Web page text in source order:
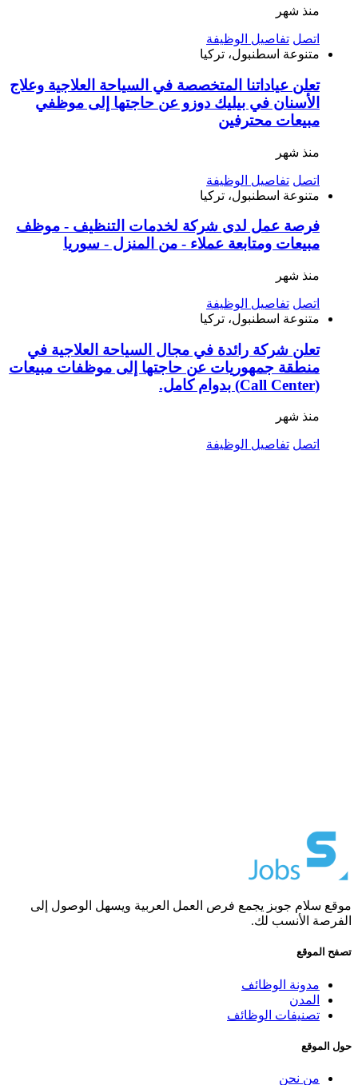
منذ شهر
اتصل تفاصيل الوظيفة
متنوعة اسطنبول، تركيا
تعلن عياداتنا المتخصصة في السياحة العلاجية وعلاج
الأسنان في بيليك دوزو عن حاجتها إلى موظفي
مبيعات محترفين
منذ شهر
اتصل تفاصيل الوظيفة
متنوعة اسطنبول، تركيا
فرصة عمل لدى شركة لخدمات التنظيف - موظف
مبيعات ومتابعة عملاء - من المنزل - سوريا
منذ شهر
اتصل تفاصيل الوظيفة
متنوعة اسطنبول، تركيا
تعلن شركة رائدة في مجال السياحة العلاجية في
منطقة جمهوريات عن حاجتها إلى موظفات مبيعات
(Call Center) بدوام كامل.
منذ شهر
اتصل تفاصيل الوظيفة
موقع سلام جوبز يجمع فرص العمل العربية ويسهل الوصول إلى
الفرصة الأنسب لك.
تصفح الموقع
مدونة الوظائف
المدن
تصنيفات الوظائف
حول الموقع
من نحن